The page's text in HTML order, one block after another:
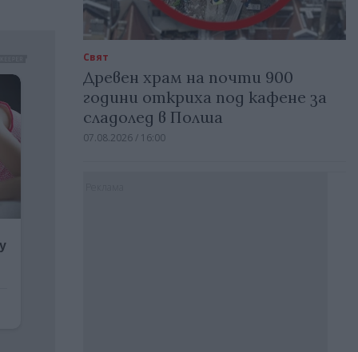
Свят
Древен храм на почти 900
години откриха под кафене за
сладолед в Полша
07.08.2026 / 16:00